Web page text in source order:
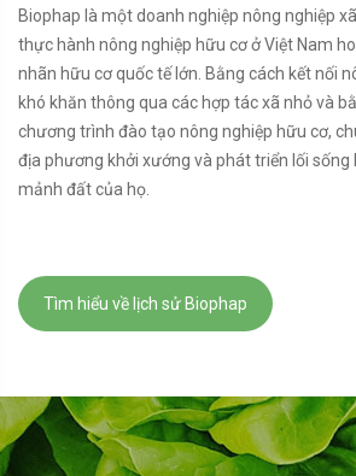
Biophap là một doanh nghiệp nông nghiệp
thực hành nông nghiệp hữu cơ ở Việt Nam
nhãn hữu cơ quốc tế lớn. Bằng cách kết nối
khó khăn thông qua các hợp tác xã nhỏ và
chương trình đào tạo nông nghiệp hữu cơ,
địa phương khởi xướng và phát triển lối sống
mảnh đất của họ.
Tìm hiểu về lịch sử Biophap